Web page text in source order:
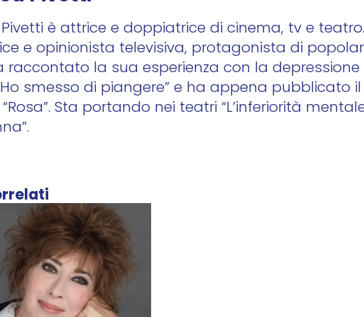
è attrice e doppiatrice di cinema, tv e teatro.
e opinionista televisiva, protagonista di
raccontato la sua esperienza con la depressione
smesso di piangere” e ha appena pubblicato il
Sta portando nei teatri “L’inferiorità